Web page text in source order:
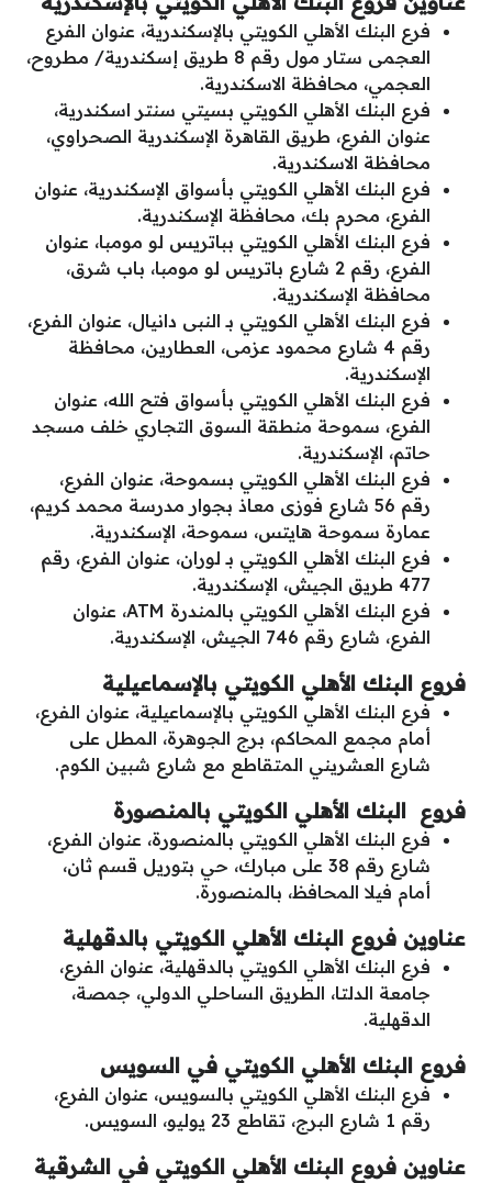
فرع البنك الأهلي الكويتي بالإسكندرية، عنوان الفرع
العجمى ستار مول رقم 8 طريق إسكندرية/ مطروح،
العجمي، محافظة الاسكندرية.
فرع البنك الأهلي الكويتي بسيتي سنتر اسكندرية،
عنوان الفرع، طريق القاهرة الإسكندرية الصحراوي،
محافظة الاسكندرية.
فرع البنك الأهلي الكويتي بأسواق الإسكندرية، عنوان
الفرع، محرم بك، محافظة الإسكندرية.
فرع البنك الأهلي الكويتي بباتريس لو مومبا، عنوان
الفرع، رقم 2 شارع باتريس لو مومبا، باب شرق،
محافظة الإسكندرية.
فرع البنك الأهلي الكويتي بـ النبى دانيال، عنوان الفرع،
رقم 4 شارع محمود عزمى، العطارين، محافظة
الإسكندرية.
فرع البنك الأهلي الكويتي بأسواق فتح الله، عنوان
الفرع، سموحة منطقة السوق التجاري خلف مسجد
حاتم، الإسكندرية.
فرع البنك الأهلي الكويتي بسموحة، عنوان الفرع،
رقم 56 شارع فوزى معاذ بجوار مدرسة محمد كريم،
عمارة سموحة هايتس، سموحة، الإسكندرية.
فرع البنك الأهلي الكويتي بـ لوران، عنوان الفرع، رقم
477 طريق الجيش، الإسكندرية.
فرع البنك الأهلي الكويتي بالمندرة ATM، عنوان
الفرع، شارع رقم 746 الجيش، الإسكندرية.
فروع البنك الأهلي الكويتي بالإسماعيلية
فرع البنك الأهلي الكويتي بالإسماعيلية، عنوان الفرع،
أمام مجمع المحاكم، برج الجوهرة، المطل على
شارع العشريني المتقاطع مع شارع شبين الكوم.
فروع البنك الأهلي الكويتي بالمنصورة
فرع البنك الأهلي الكويتي بالمنصورة، عنوان الفرع،
شارع رقم 38 على مبارك، حي بتوريل قسم ثان،
أمام فيلا المحافظ، بالمنصورة.
عناوين فروع البنك الأهلي الكويتي بالدقهلية
فرع البنك الأهلي الكويتي بالدقهلية، عنوان الفرع،
جامعة الدلتا، الطريق الساحلي الدولي، جمصة،
الدقهلية.
فروع البنك الأهلي الكويتي في السويس
فرع البنك الأهلي الكويتي بالسويس، عنوان الفرع،
رقم 1 شارع البرج، تقاطع 23 يوليو، السويس.
عناوين فروع البنك الأهلي الكويتي في الشرقية